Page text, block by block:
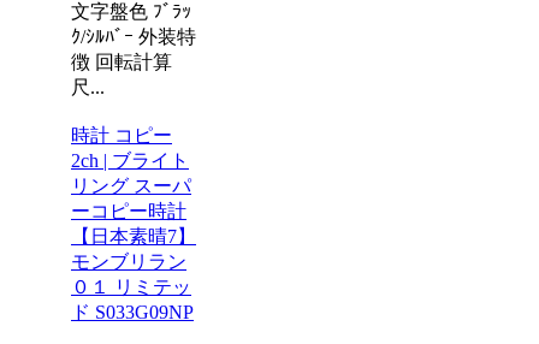
文字盤色 ﾌﾞﾗｯ
ｸ/ｼﾙﾊﾞｰ 外装特
徴 回転計算
尺...
時計 コピー
2ch | ブライト
リング スーパ
ーコピー時計
【日本素晴7】
モンブリラン
０１ リミテッ
ド S033G09NP